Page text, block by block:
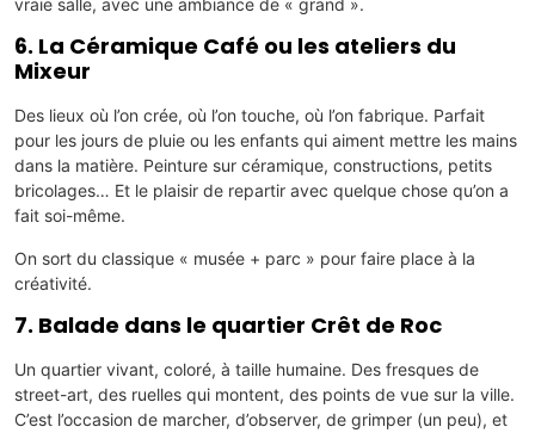
vraie salle, avec une ambiance de « grand ».
6. La Céramique Café ou les ateliers du
Mixeur
Des lieux où l’on crée, où l’on touche, où l’on fabrique. Parfait
pour les jours de pluie ou les enfants qui aiment mettre les mains
dans la matière. Peinture sur céramique, constructions, petits
bricolages… Et le plaisir de repartir avec quelque chose qu’on a
fait soi-même.
On sort du classique « musée + parc » pour faire place à la
créativité.
7. Balade dans le quartier Crêt de Roc
Un quartier vivant, coloré, à taille humaine. Des fresques de
street-art, des ruelles qui montent, des points de vue sur la ville.
C’est l’occasion de marcher, d’observer, de grimper (un peu), et